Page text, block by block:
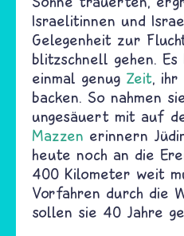
Israelitinnen und
Gelegenheit zur
blitzschnell gehen.
einmal genug Zeit,
backen. So nahmen
ungesäuert mit auf
Mazzen erinnern
heute noch an die
400 Kilometer weit
Vorfahren durch die
sollen sie 40 Jahre